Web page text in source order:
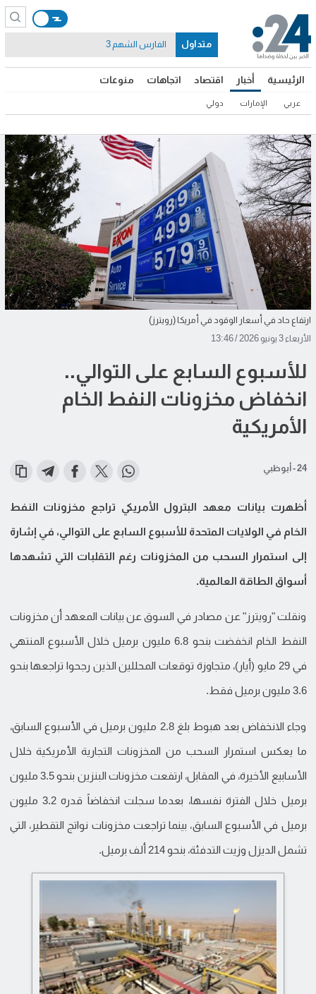
الرئيسية أخبار
عربي الإمارات دولي
اقتصاد اتجاهات منوعات
متداول الفارس الشهم 3
ارتفاع حاد في أسعار الوقود في أمريكا (رويترز)
الأربعاء 3 يونيو 2026 / 13:46
للأسبوع السابع على التوالي..
انخفاض مخزونات النفط الخام
الأمريكية
24 - أبوظبي
أظهرت بيانات معهد البترول الأمريكي تراجع مخزونات النفط
الخام في الولايات المتحدة للأسبوع السابع على التوالي، في إشارة
إلى استمرار السحب من المخزونات رغم التقلبات التي تشهدها
أسواق الطاقة العالمية.
ونقلت "رويترز" عن مصادر في السوق عن بيانات المعهد أن مخزونات
النفط الخام انخفضت بنحو 6.8 مليون برميل خلال الأسبوع المنتهي
في 29 مايو (أيار)، متجاوزة توقعات المحللين الذين رجحوا تراجعها بنحو
3.6 مليون برميل فقط.
وجاء الانخفاض بعد هبوط بلغ 2.8 مليون برميل في الأسبوع السابق،
ما يعكس استمرار السحب من المخزونات التجارية الأمريكية خلال
الأسابيع الأخيرة، في المقابل، ارتفعت مخزونات البنزين بنحو 3.5 مليون
برميل خلال الفترة نفسها، بعدما سجلت انخفاضاً قدره 3.2 مليون
برميل في الأسبوع السابق، بينما تراجعت مخزونات نواتج التقطير، التي
تشمل الديزل وزيت التدفئة، بنحو 214 ألف برميل.